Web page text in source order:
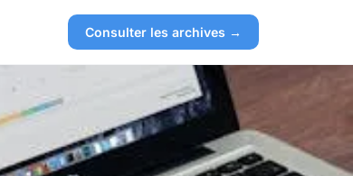
Consulter les archives →